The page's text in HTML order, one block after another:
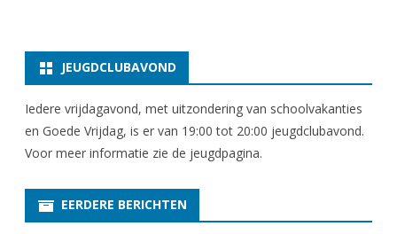
JEUGDCLUBAVOND
Iedere vrijdagavond, met uitzondering van schoolvakanties
en Goede Vrijdag, is er van 19:00 tot 20:00 jeugdclubavond.
Voor meer informatie zie de jeugdpagina.
EERDERE BERICHTEN